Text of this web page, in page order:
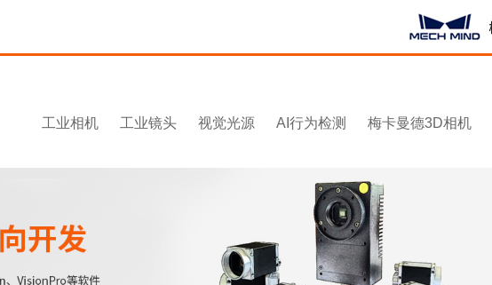
工业相机 工业镜头 视觉光源 AI行为检测 梅卡曼德3D相机